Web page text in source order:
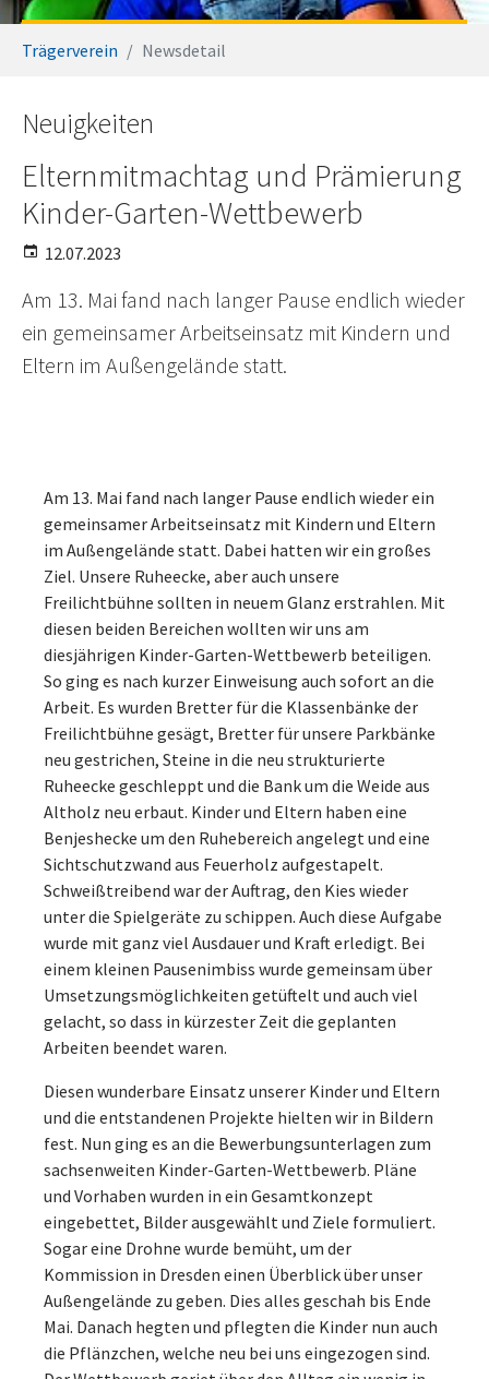
Trägerverein Newsdetail
Neuigkeiten
Elternmitmachtag und Prämierung
Kinder-Garten-Wettbewerb
12.07.2023
Am 13. Mai fand nach langer Pause endlich wieder
ein gemeinsamer Arbeitseinsatz mit Kindern und
Eltern im Außengelände statt.
Am 13. Mai fand nach langer Pause endlich wieder ein
gemeinsamer Arbeitseinsatz mit Kindern und Eltern
im Außengelände statt. Dabei hatten wir ein großes
Ziel. Unsere Ruheecke, aber auch unsere
Freilichtbühne sollten in neuem Glanz erstrahlen. Mit
diesen beiden Bereichen wollten wir uns am
diesjährigen Kinder-Garten-Wettbewerb beteiligen.
So ging es nach kurzer Einweisung auch sofort an die
Arbeit. Es wurden Bretter für die Klassenbänke der
Freilichtbühne gesägt, Bretter für unsere Parkbänke
neu gestrichen, Steine in die neu strukturierte
Ruheecke geschleppt und die Bank um die Weide aus
Altholz neu erbaut. Kinder und Eltern haben eine
Benjeshecke um den Ruhebereich angelegt und eine
Sichtschutzwand aus Feuerholz aufgestapelt.
Schweißtreibend war der Auftrag, den Kies wieder
unter die Spielgeräte zu schippen. Auch diese Aufgabe
wurde mit ganz viel Ausdauer und Kraft erledigt. Bei
einem kleinen Pausenimbiss wurde gemeinsam über
Umsetzungsmöglichkeiten getüftelt und auch viel
gelacht, so dass in kürzester Zeit die geplanten
Arbeiten beendet waren.
Diesen wunderbare Einsatz unserer Kinder und Eltern
und die entstandenen Projekte hielten wir in Bildern
fest. Nun ging es an die Bewerbungsunterlagen zum
sachsenweiten Kinder-Garten-Wettbewerb. Pläne
und Vorhaben wurden in ein Gesamtkonzept
eingebettet, Bilder ausgewählt und Ziele formuliert.
Sogar eine Drohne wurde bemüht, um der
Kommission in Dresden einen Überblick über unser
Außengelände zu geben. Dies alles geschah bis Ende
Mai. Danach hegten und pflegten die Kinder nun auch
die Pflänzchen, welche neu bei uns eingezogen sind.